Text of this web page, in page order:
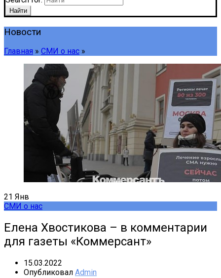
Найти
Новости
Главная » СМИ о нас »
21 Янв
СМИ о нас
Елена Хвостикова – в комментарии
для газеты «Коммерсант»
15.03.2022
Опубликовал Admin